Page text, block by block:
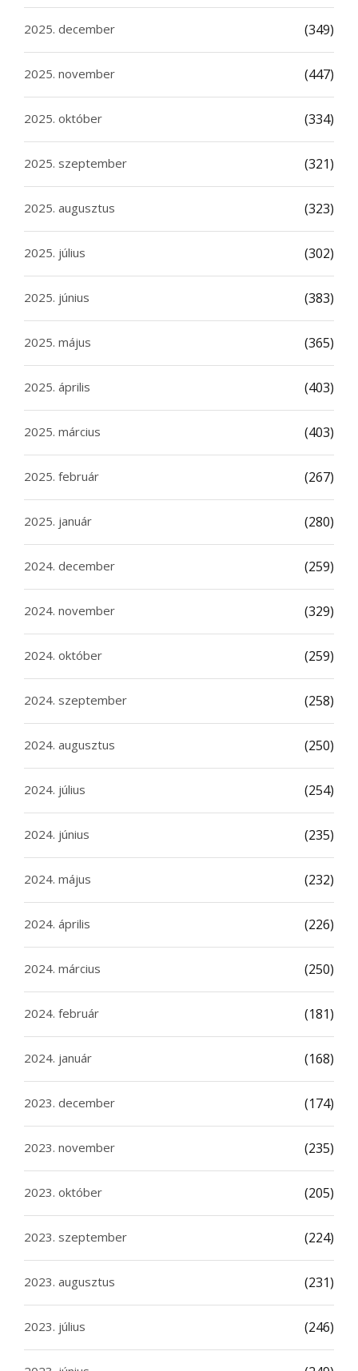
2025. december (349)
2025. november (447)
2025. október (334)
2025. szeptember (321)
2025. augusztus (323)
2025. július (302)
2025. június (383)
2025. május (365)
2025. április (403)
2025. március (403)
2025. február (267)
2025. január (280)
2024. december (259)
2024. november (329)
2024. október (259)
2024. szeptember (258)
2024. augusztus (250)
2024. július (254)
2024. június (235)
2024. május (232)
2024. április (226)
2024. március (250)
2024. február (181)
2024. január (168)
2023. december (174)
2023. november (235)
2023. október (205)
2023. szeptember (224)
2023. augusztus (231)
2023. július (246)